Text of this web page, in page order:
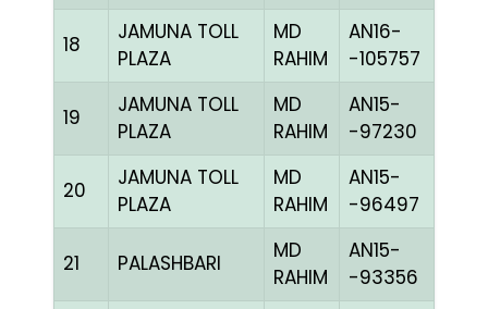
18
JAMUNA TOLL
PLAZA
MD
RAHIM
AN16-
-105757
19
JAMUNA TOLL
PLAZA
MD
RAHIM
AN15-
-97230
20
JAMUNA TOLL
PLAZA
MD
RAHIM
AN15-
-96497
21 PALASHBARI
MD
RAHIM
AN15-
-93356